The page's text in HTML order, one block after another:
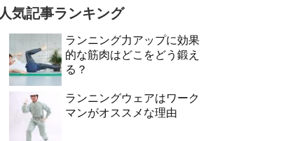
人気記事ランキング
ランニング力アップに効果
的な筋肉はどこをどう鍛え
る？
ランニングウェアはワーク
マンがオススメな理由